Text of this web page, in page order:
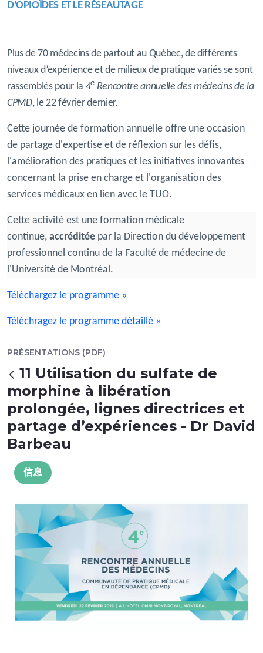
D'OPIOÏDES ET LE RÉSEAUTAGE
Plus de 70 médecins de partout au Québec, de différents
niveaux d’expérience et de milieux de pratique variés se sont
rassemblés pour la 4e Rencontre annuelle des médecins de la
CPMD, le 22 février dernier.
Cette journée de formation annuelle offre une occasion
de partage d'expertise et de réflexion sur les défis,
l'amélioration des pratiques et les initiatives innovantes
concernant la prise en charge et l'organisation des
services médicaux en lien avec le TUO.
Cette activité est une formation médicale
continue, accréditée par la Direction du développement
professionnel continu de la Faculté de médecine de
l'Université de Montréal.
Téléchargez le programme »
Téléchragez le programme détaillé »
PRÉSENTATIONS (PDF)
返回
11 Utilisation du sulfate de
morphine à libération
prolongée, lignes directrices et
partage d’expériences - Dr David
Barbeau
信息